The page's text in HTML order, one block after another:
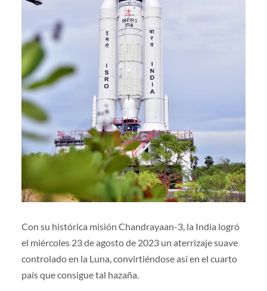
Con su histórica misión Chandrayaan-3, la India logró
el miércoles 23 de agosto de 2023 un aterrizaje suave
controlado en la Luna, convirtiéndose así en el cuarto
país que consigue tal hazaña.